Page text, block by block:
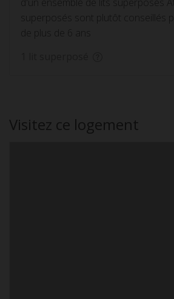
superposés sont plutôt conseillés
Visitez ce logement